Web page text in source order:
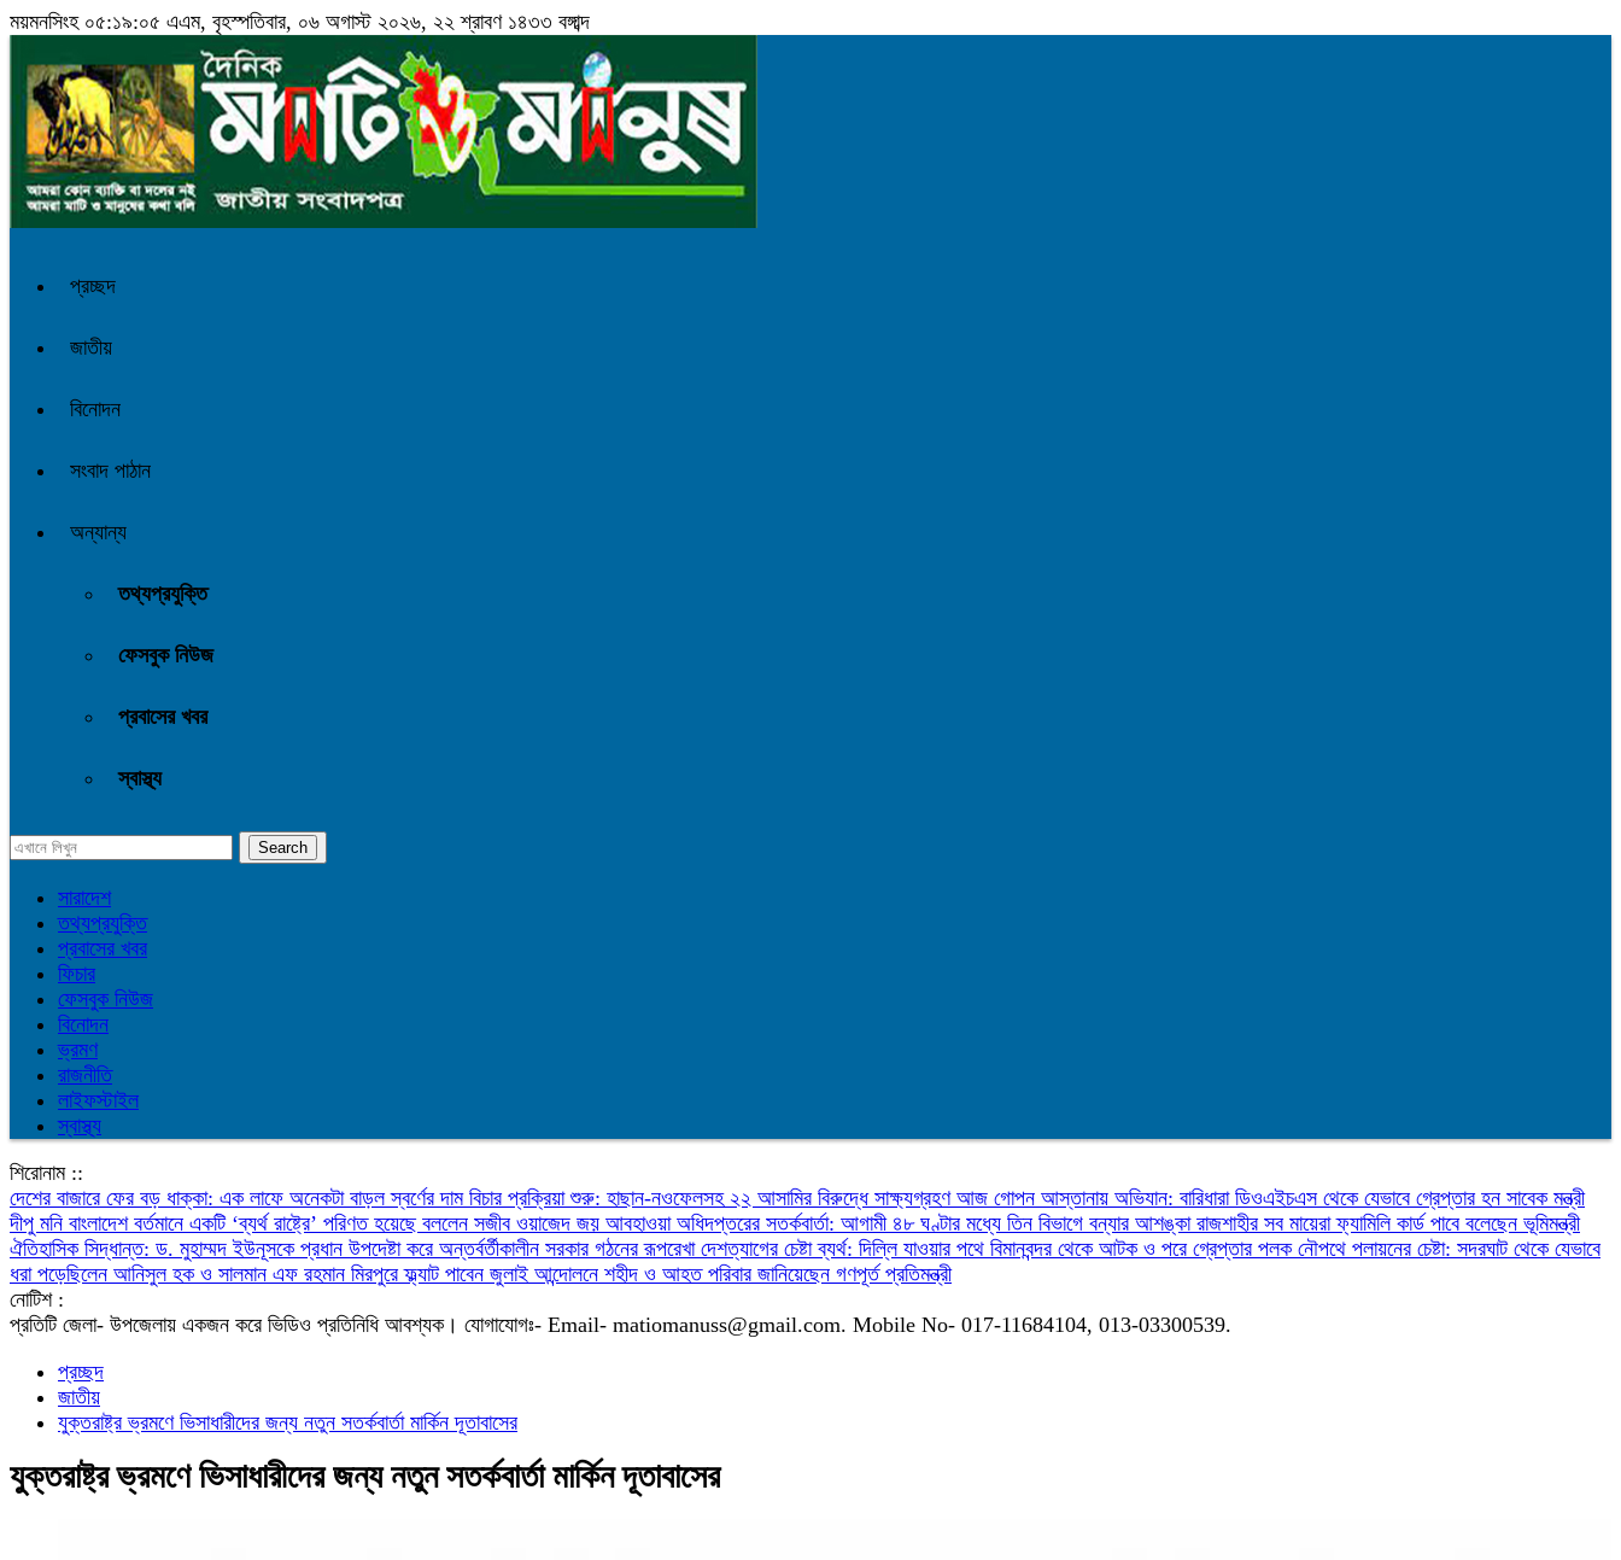
ময়মনসিংহ ০৫:১৯:০৬ এএম, বৃহস্পতিবার, ০৬ অগাস্ট ২০২৬, ২২ শ্রাবণ ১৪৩৩ বঙ্গাব্দ
প্রচ্ছদ
জাতীয়
বিনোদন
সংবাদ পাঠান
অন্যান্য
তথ্যপ্রযুক্তি
ফেসবুক নিউজ
প্রবাসের খবর
স্বাস্থ্য
সারাদেশ
তথ্যপ্রযুক্তি
প্রবাসের খবর
ফিচার
ফেসবুক নিউজ
বিনোদন
ভ্রমণ
রাজনীতি
লাইফস্টাইল
স্বাস্থ্য
শিরোনাম ::
দেশের বাজারে ফের বড় ধাক্কা: এক লাফে অনেকটা বাড়ল স্বর্ণের দাম বিচার প্রক্রিয়া শুরু: হাছান-নওফেলসহ ২২ আসামির বিরুদ্ধে সাক্ষ্যগ্রহণ আজ গোপন আস্তানায় অভিযান: বারিধারা ডিওএইচএস থেকে যেভাবে গ্রেপ্তার হন সাবেক মন্ত্রী
দীপু মনি বাংলাদেশ বর্তমানে একটি ‘ব্যর্থ রাষ্ট্রে’ পরিণত হয়েছে বললেন সজীব ওয়াজেদ জয় আবহাওয়া অধিদপ্তরের সতর্কবার্তা: আগামী ৪৮ ঘণ্টার মধ্যে তিন বিভাগে বন্যার আশঙ্কা রাজশাহীর সব মায়েরা ফ্যামিলি কার্ড পাবে বলেছেন ভূমিমন্ত্রী
ঐতিহাসিক সিদ্ধান্ত: ড. মুহাম্মদ ইউনূসকে প্রধান উপদেষ্টা করে অন্তর্বর্তীকালীন সরকার গঠনের রূপরেখা দেশত্যাগের চেষ্টা ব্যর্থ: দিল্লি যাওয়ার পথে বিমানবন্দর থেকে আটক ও পরে গ্রেপ্তার পলক নৌপথে পলায়নের চেষ্টা: সদরঘাট থেকে যেভাবে
ধরা পড়েছিলেন আনিসুল হক ও সালমান এফ রহমান মিরপুরে ফ্ল্যাট পাবেন জুলাই আন্দোলনে শহীদ ও আহত পরিবার জানিয়েছেন গণপূর্ত প্রতিমন্ত্রী
নোটিশ :
প্রতিটি জেলা- উপজেলায় একজন করে ভিডিও প্রতিনিধি আবশ্যক। যোগাযোগঃ- Email- matiomanuss@gmail.com. Mobile No- 017-11684104, 013-03300539.
প্রচ্ছদ
জাতীয়
​যুক্তরাষ্ট্র ভ্রমণে ভিসাধারীদের জন্য নতুন সতর্কবার্তা মার্কিন দূতাবাসের
​যুক্তরাষ্ট্র ভ্রমণে ভিসাধারীদের জন্য নতুন সতর্কবার্তা মার্কিন দূতাবাসের